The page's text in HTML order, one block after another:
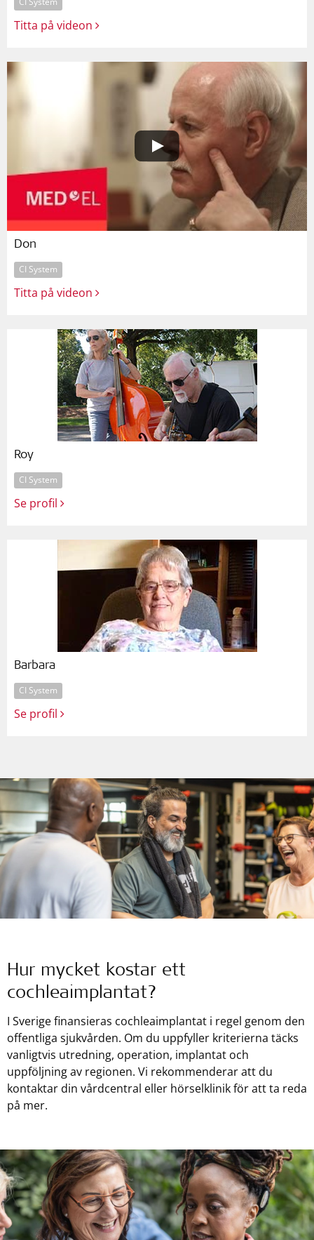
Titta på videon
Don
CI System
Titta på videon
Roy
CI System
Se profil
Barbara
CI System
Se profil
Hur mycket kostar ett
cochleaimplantat?
I Sverige finansieras cochleaimplantat i regel genom den
offentliga sjukvården. Om du uppfyller kriterierna täcks
vanligtvis utredning, operation, implantat och
uppföljning av regionen. Vi rekommenderar att du
kontaktar din vårdcentral eller hörselklinik för att ta reda
på mer.